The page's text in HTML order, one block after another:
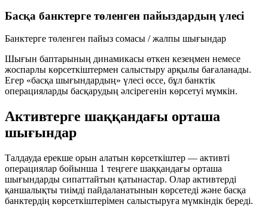
Басқа банктерге төленген пайыздардың үлесі
Банктерге төленген пайыз сомасы / жалпы шығындар
Шығын баптарының динамикасы өткен кезеңмен немесе
жоспарлы көрсеткіштермен салыстыру арқылы бағаланады.
Егер «басқа шығындардың» үлесі өссе, бұл банктік
операцияларды басқарудың әлсірегенін көрсетуі мүмкін.
Активтерге шаққандағы орташа
шығындар
Талдауда ерекше орын алатын көрсеткіштер — активті
операциялар бойынша 1 теңгеге шаққандағы орташа
шығындарды сипаттайтын қатынастар. Олар активтерді
қаншалықты тиімді пайдаланатынын көрсетеді және басқа
банктердің көрсеткіштерімен салыстыруға мүмкіндік береді.